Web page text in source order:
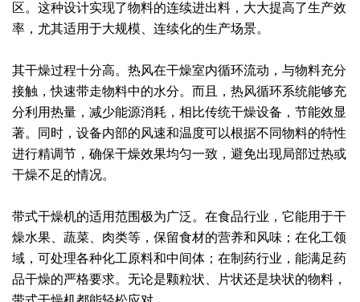
真空干燥系列
圆盘干燥机系列
桨叶式干燥系列
载体干燥系列
滚筒干燥系列
沸腾干燥系列
烘箱干燥系列
管束干燥系列
公共责任
节能环保
公益支持
社会责任报告
社会责任
绿色工厂
绿色供应链
人才招聘
联系我们
联系我们
区。这种设计实现了物料的连续进出料，大大提高了生产效
率，尤其适用于大规模、连续化的生产场景。
其干燥过程十分高。热风在干燥室内循环流动，与物料充分
接触，快速带走物料中的水分。而且，热风循环系统能够充
分利用热量，减少能源消耗，相比传统干燥设备，节能效显
著。同时，设备内部的风速和温度可以根据不同物料的特性
进行精调节，确保干燥效果均匀一致，避免出现局部过热或
干燥不足的情况。
带式干燥机的适用范围极为广泛。在食品行业，它能用于干
燥水果、蔬菜、肉类等，保留食材的营养和风味；在化工领
域，可处理各种化工原料和中间体；在制药行业，能满足药
品干燥的严格要求。无论是颗粒状、片状还是块状的物料，